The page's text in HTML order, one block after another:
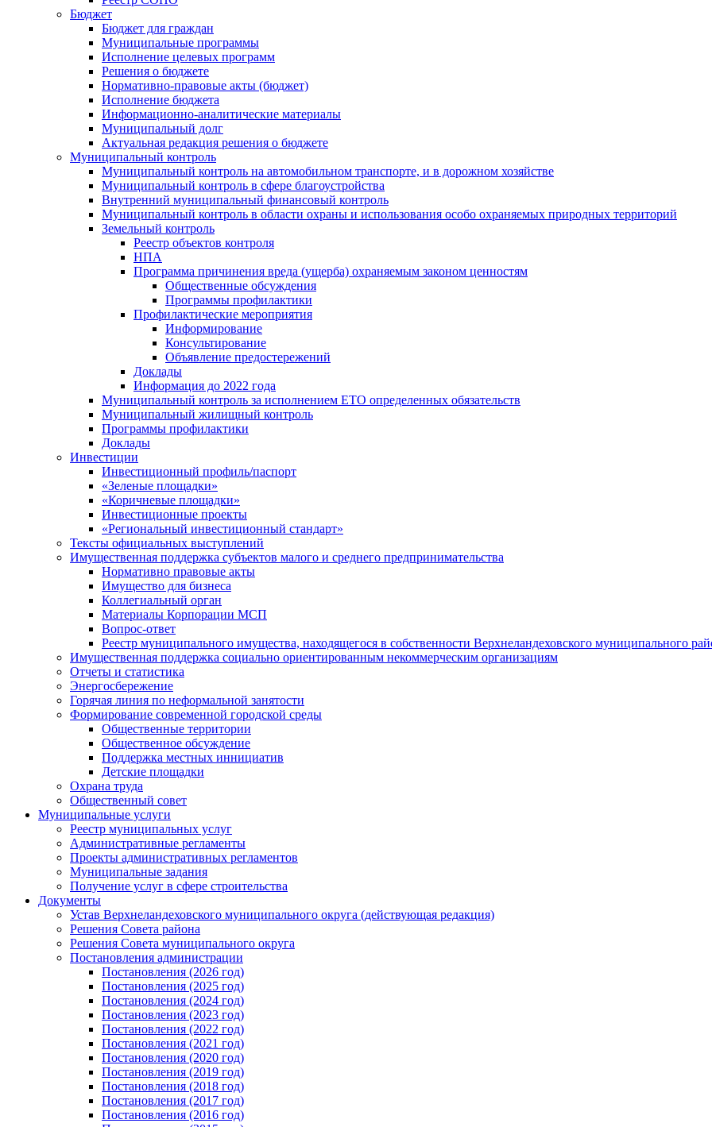
Бюджет
Бюджет для граждан
Муниципальные программы
Исполнение целевых программ
Решения о бюджете
Нормативно-правовые акты (бюджет)
Исполнение бюджета
Информационно-аналитические материалы
Муниципальный долг
Актуальная редакция решения о бюджете
Муниципальный контроль
Муниципальный контроль на автомобильном транспорте, и в дорожном хозяйстве
Муниципальный контроль в сфере благоустройства
Внутренний муниципальный финансовый контроль
Муниципальный контроль в области охраны и использования особо охраняемых природных территорий
Земельный контроль
Реестр объектов контроля
НПА
Программа причинения вреда (ущерба) охраняемым законом ценностям
Общественные обсуждения
Программы профилактики
Профилактические мероприятия
Информирование
Консультирование
Объявление предостережений
Доклады
Информация до 2022 года
Муниципальный контроль за исполнением ЕТО определенных обязательств
Муниципальный жилищный контроль
Программы профилактики
Доклады
Инвестиции
Инвестиционный профиль/паспорт
«Зеленые площадки»
«Коричневые площадки»
Инвестиционные проекты
«Региональный инвестиционный стандарт»
Тексты официальных выступлений
Имущественная поддержка субъектов малого и среднего предпринимательства
Нормативно правовые акты
Имущество для бизнеса
Коллегиальный орган
Материалы Корпорации МСП
Вопрос-ответ
Реестр муниципального имущества, находящегося в собственности Верхнеландеховского муниципального
Имущественная поддержка социально ориентированным некоммерческим организациям
Отчеты и статистика
Энергосбережение
Горячая линия по неформальной занятости
Формирование современной городской среды
Общественные территории
Общественное обсуждение
Поддержка местных иннициатив
Детские площадки
Охрана труда
Общественный совет
Муниципальные услуги
Реестр муниципальных услуг
Административные регламенты
Проекты административных регламентов
Муниципальные задания
Получение услуг в сфере строительства
Документы
Устав Верхнеландеховского муниципального округа (действующая редакция)
Решения Совета района
Решения Совета муниципального округа
Постановления администрации
Постановления (2026 год)
Постановления (2025 год)
Постановления (2024 год)
Постановления (2023 год)
Постановления (2022 год)
Постановления (2021 год)
Постановления (2020 год)
Постановления (2019 год)
Постановления (2018 год)
Постановления (2017 год)
Постановления (2016 год)